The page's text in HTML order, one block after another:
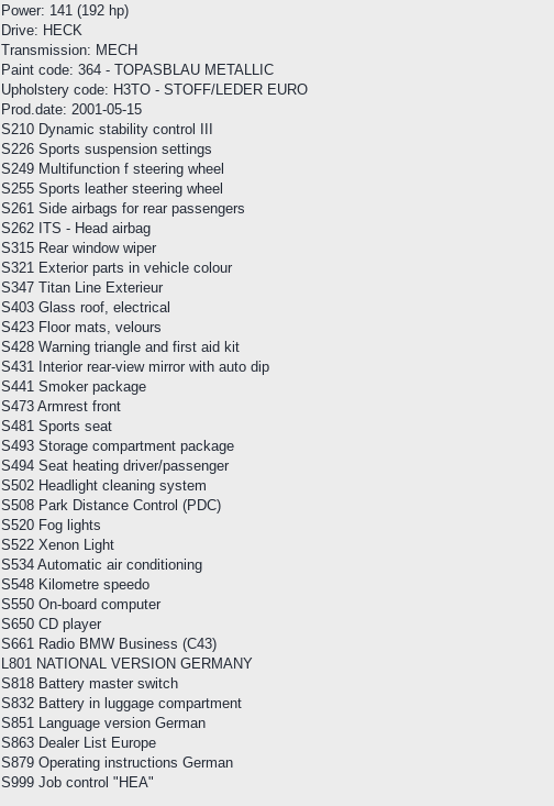
Power: 141 (192 hp)
Drive: HECK
Transmission: MECH
Paint code: 364 - TOPASBLAU METALLIC
Upholstery code: H3TO - STOFF/LEDER EURO
Prod.date: 2001-05-15
S210 Dynamic stability control III
S226 Sports suspension settings
S249 Multifunction f steering wheel
S255 Sports leather steering wheel
S261 Side airbags for rear passengers
S262 ITS - Head airbag
S315 Rear window wiper
S321 Exterior parts in vehicle colour
S347 Titan Line Exterieur
S403 Glass roof, electrical
S423 Floor mats, velours
S428 Warning triangle and first aid kit
S431 Interior rear-view mirror with auto dip
S441 Smoker package
S473 Armrest front
S481 Sports seat
S493 Storage compartment package
S494 Seat heating driver/passenger
S502 Headlight cleaning system
S508 Park Distance Control (PDC)
S520 Fog lights
S522 Xenon Light
S534 Automatic air conditioning
S548 Kilometre speedo
S550 On-board computer
S650 CD player
S661 Radio BMW Business (C43)
L801 NATIONAL VERSION GERMANY
S818 Battery master switch
S832 Battery in luggage compartment
S851 Language version German
S863 Dealer List Europe
S879 Operating instructions German
S999 Job control "HEA"